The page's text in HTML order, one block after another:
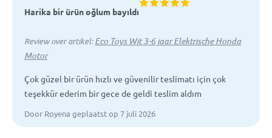
Harika bir ürün oğlum bayıldı
Review over artikel:Eco Toys Wit 3-6 jaar Elektrische Honda
Motor
Çok güzel bir ürün hızlı ve güvenilir teslimatı için çok
teşekkür ederim bir gece de geldi teslim aldım
Door Royena geplaatst op 7 juli 2026